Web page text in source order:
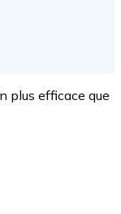
plus efficace que